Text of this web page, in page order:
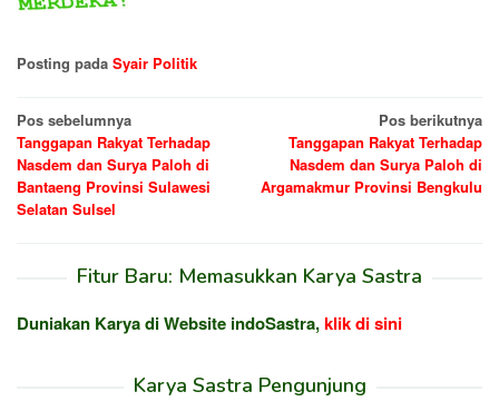
Posting pada Syair Politik
Navigasi
pos
Pos sebelumnya
Tanggapan Rakyat Terhadap
Nasdem dan Surya Paloh di
Bantaeng Provinsi Sulawesi
Selatan Sulsel
Pos berikutnya
Tanggapan Rakyat Terhadap
Nasdem dan Surya Paloh di
Argamakmur Provinsi Bengkulu
Fitur Baru: Memasukkan Karya Sastra
Duniakan Karya di Website indoSastra,klik di sini
Karya Sastra Pengunjung